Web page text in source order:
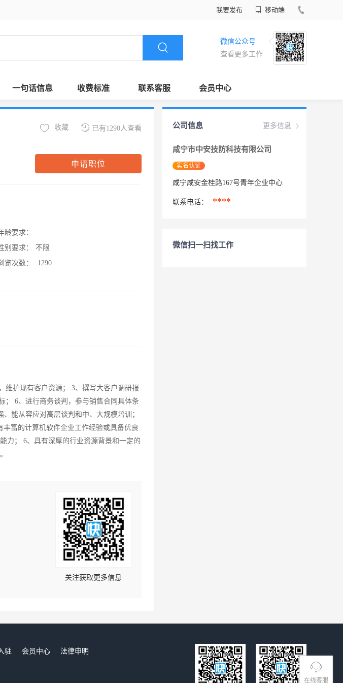
我要发布 移动端
微信公众号
查看更多工作
一句话信息 收费标准 联系客服 会员中心
在线客服
已有1290人查看
收藏
申请职位
龄要求：
别要求：
不限
览次数：
1290
维护现有客户资源； 3、撰写大客户调研报
； 6、进行商务谈判，参与销售合同具体条
能从容应对高层谈判和中、大规模培训；
富的计算机软件企业工作经验或具备优良
力； 6、具有深厚的行业资源背景和一定的
关注获取更多信息
更多信息
公司信息
咸宁市中安技防科技有限公司
实名认证
咸宁咸安金桂路167号青年企业中心
联系电话： ****
微信扫一扫找工作
驻 会员中心
法律申明